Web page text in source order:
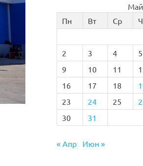
Пн
Вт Ср
2
3 4 5
9
10 11
16
17 18
23
24 25
30
31
« Апр Июн »